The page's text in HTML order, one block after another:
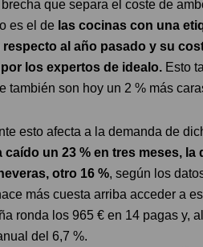
que separa el coste de
es el de las cocinas con una
respecto al año pasado y su
los expertos de idealo. Esto
también son hoy un 2 % más
esto afecta a la demanda de
caído un 23 % en tres meses,
otro 16 %, según los
más cuesta arriba acceder a
ronda los 965 € en 14 pagas y,
del 6,7 %.